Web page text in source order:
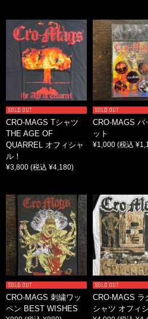
SOLD OUT
CRO-MAGS Tシャツ
THE AGE OF
QUARREL オフィシャ
ル！
¥3,800 (税込 ¥4,180)
SOLD OUT
CRO-MAGS バ
ット
¥1,000 (税込
SOLD OUT
CRO-MAGS 刺繍ワッ
ペン BEST WISHES
SOLD OUT
CRO-MAGS ラ
シャツ オフィ